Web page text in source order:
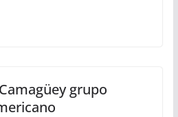
grupo